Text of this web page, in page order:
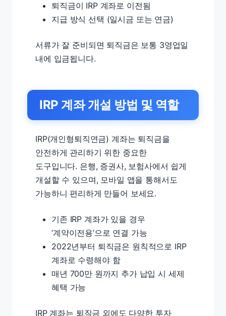
퇴직금이 IRP 계좌로 이전됨
지급 방식 선택 (일시금 또는 연금)
서류가 잘 준비되면 퇴직금은 보통 3영업일
내에 입금됩니다.
IRP 계좌 개설 방법 및 역할
IRP(개인형퇴직연금) 계좌는 퇴직금을
안전하게 관리하기 위한 중요한
도구입니다. 은행, 증권사, 보험사에서 쉽게
개설할 수 있으며, 모바일 앱을 통해서도
가능하니 편리하게 만들어 보세요.
기존 IRP 계좌가 있을 경우
‘계약이전용’으로 연결 가능
2022년부터 퇴직금은 원칙적으로 IRP
계좌로 수령해야 함
매년 700만 원까지 추가 납입 시 세제
혜택 가능
IRP 계좌는 퇴직금 외에도 다양한 투자